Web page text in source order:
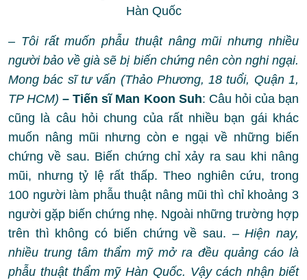
Hàn Quốc
– Tôi rất muốn phẫu thuật nâng mũi nhưng nhiều
người bảo về già sẽ bị biến chứng nên còn nghi ngại.
Mong bác sĩ tư vấn (Thảo Phương, 18 tuổi, Quận 1,
TP HCM) – Tiến sĩ Man Koon Suh: Câu hỏi của bạn
cũng là câu hỏi chung của rất nhiều bạn gái khác
muốn nâng mũi nhưng còn e ngại về những biến
chứng về sau. Biến chứng chỉ xảy ra sau khi nâng
mũi, nhưng tỷ lệ rất thấp. Theo nghiên cứu, trong
100 người làm phẫu thuật nâng mũi thì chỉ khoảng 3
người gặp biến chứng nhẹ. Ngoài những trường hợp
trên thì không có biến chứng về sau. – Hiện nay,
nhiều trung tâm thẩm mỹ mở ra đều quảng cáo là
phẫu thuật thẩm mỹ Hàn Quốc. Vậy cách nhận biết